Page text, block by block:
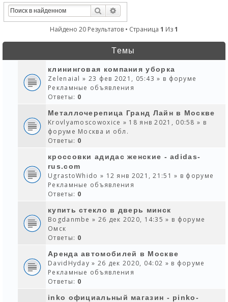
Поиск
Найдено 20 Результатов • Страница 1 Из1
Темы
клининговая компания уборка
Zelenaial » 23 фев 2021, 05:43 » в форуме
Рекламные объявления
Ответы: 0
Металлочерепица Гранд Лайн в Москве
Krovlyamoscowoxice » 18 янв 2021, 00:58 » в
форуме Москва и обл.
Ответы: 0
кроссовки адидас женские - adidas-
rus.com
UgrastoWhido » 12 янв 2021, 21:51 » в форуме
Рекламные объявления
Ответы: 0
купить стекло в дверь минск
Bogdanmbe » 26 дек 2020, 14:35 » в форуме
Омск
Ответы: 0
Аренда автомобилей в Москве
DavidHyday » 26 дек 2020, 04:02 » в форуме
Рекламные объявления
Ответы: 0
inko официальный магазин - pinko-